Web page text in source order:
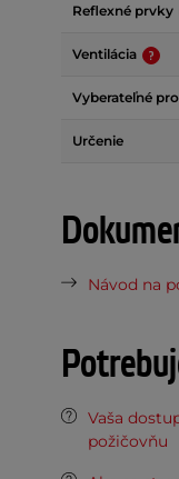
Reflexné prvky
Ventilácia
Vyberateľné
Určenie
Návod na
Vaša
požičovňu